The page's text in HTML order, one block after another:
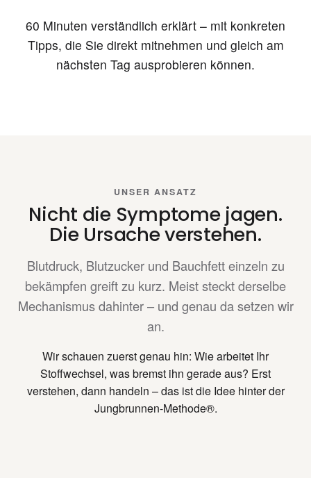
60 Minuten verständlich erklärt – mit konkreten
Tipps, die Sie direkt mitnehmen und gleich am
nächsten Tag ausprobieren können.
UNSER ANSATZ
Nicht die Symptome jagen.
Die Ursache verstehen.
Blutdruck, Blutzucker und Bauchfett einzeln zu
bekämpfen greift zu kurz. Meist steckt derselbe
Mechanismus dahinter – und genau da setzen wir
an.
Wir schauen zuerst genau hin: Wie arbeitet Ihr
Stoffwechsel, was bremst ihn gerade aus? Erst
verstehen, dann handeln – das ist die Idee hinter der
Jungbrunnen-Methode®.